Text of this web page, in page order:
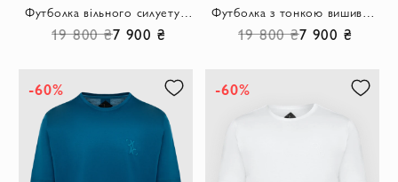
19 800 ₴7 900 ₴ 19 800 ₴7 900 ₴
-60% -60%